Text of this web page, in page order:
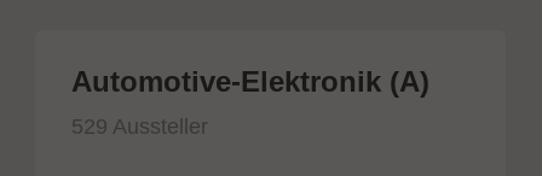
Automotive-Elektronik (A)
529 Aussteller